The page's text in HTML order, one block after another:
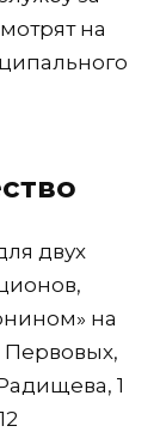
на
двух
на
Первовых,
1